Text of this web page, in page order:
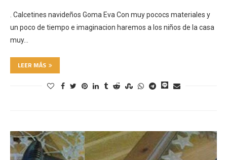
. Calcetines navideños Goma Eva Con muy pococs materiales y
un poco de tiempo e imaginacion haremos a los niños de la casa
muy…
LEER MÁS